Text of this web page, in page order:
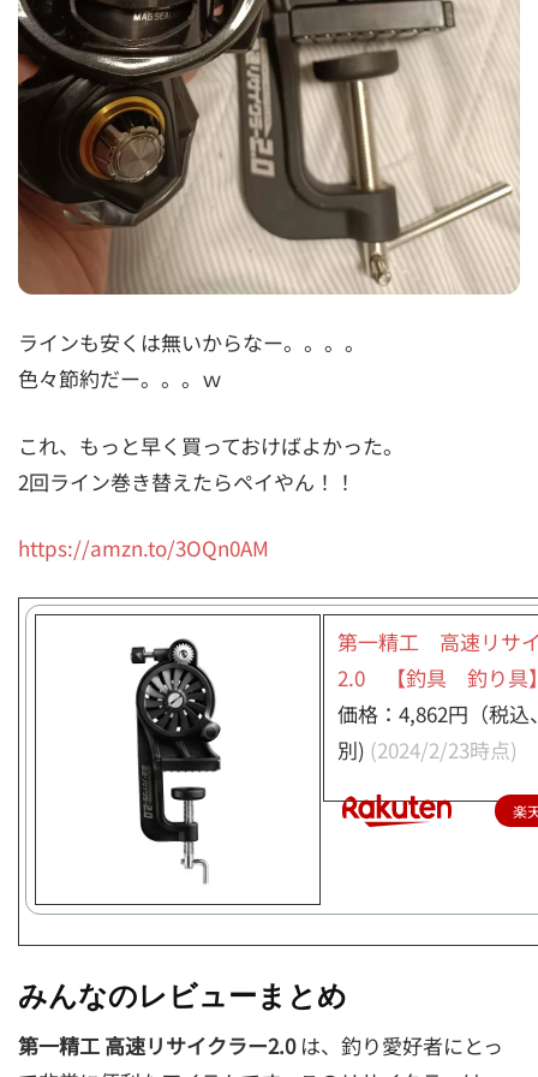
ラインも安くは無いからなー。。。。
色々節約だー。。。ｗ
これ、もっと早く買っておけばよかった。
2回ライン巻き替えたらペイやん！！
https://amzn.to/3OQn0AM
第一精工 高速リサ
2.0 【釣具 釣り具
価格：4,862円（税込
別) (2024/2/23時点)
楽
みんなのレビューまとめ
第一精工 高速リサイクラー2.0は、釣り愛好者にとっ